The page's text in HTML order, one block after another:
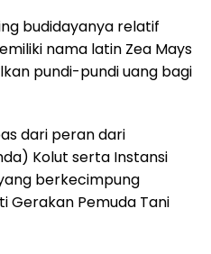
budidayanya relatif
nama latin Zea Mays
pundi-pundi uang bagi
dari peran dari
Kolut serta Instansi
berkecimpung
Gerakan Pemuda Tani